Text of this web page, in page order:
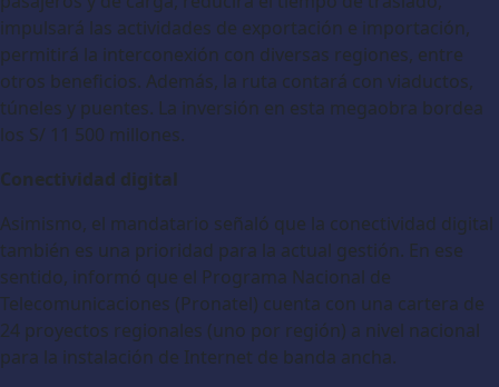
impulsará las actividades de exportación e importación,
permitirá la interconexión con diversas regiones, entre
otros beneficios. Además, la ruta contará con viaductos,
túneles y puentes. La inversión en esta megaobra bordea
los S/ 11 500 millones.
Conectividad digital
Asimismo, el mandatario señaló que la conectividad digital
también es una prioridad para la actual gestión. En ese
sentido, informó que el Programa Nacional de
Telecomunicaciones (Pronatel) cuenta con una cartera de
24 proyectos regionales (uno por región) a nivel nacional
para la instalación de Internet de banda ancha.